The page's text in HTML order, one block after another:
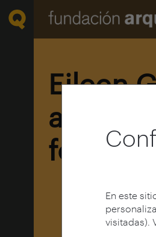
En este
visitadas).
Eileen
forma